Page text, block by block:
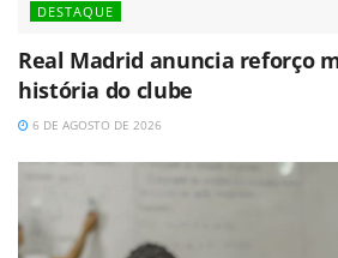
DESTAQUE
Real Madrid anuncia reforço
história do clube
6 DE AGOSTO DE 2026